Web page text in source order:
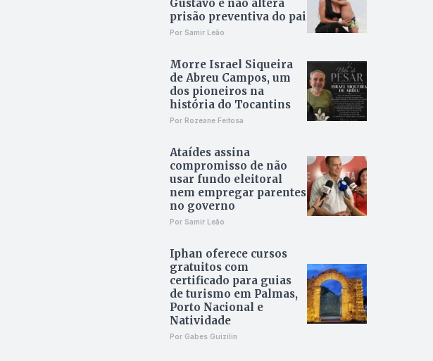
Gustavo e não altera
prisão preventiva do pai
Por Samir Leão
Morre Israel Siqueira
de Abreu Campos, um
dos pioneiros na
história do Tocantins
Por Rozeane Feitosa
Ataídes assina
compromisso de não
usar fundo eleitoral
nem empregar parentes
no governo
Por Samir Leão
Iphan oferece cursos
gratuitos com
certificado para guias
de turismo em Palmas,
Porto Nacional e
Natividade
Por Gabes Guizilin